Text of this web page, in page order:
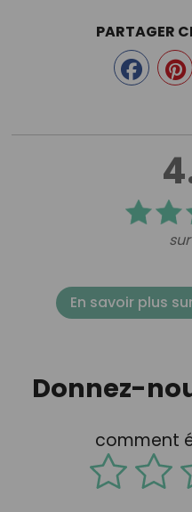
PARTAGER
En savoir plus
Donnez-
comment